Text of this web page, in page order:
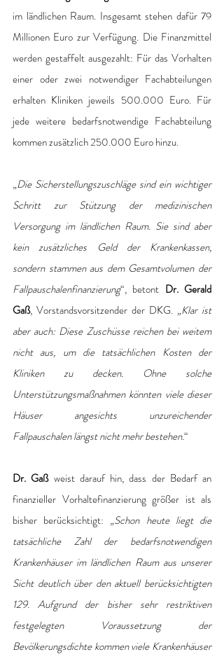
im ländlichen Raum. Insgesamt stehen dafür 79
Millionen Euro zur Verfügung. Die Finanzmittel
werden gestaffelt ausgezahlt: Für das Vorhalten
einer oder zwei notwendiger Fachabteilungen
erhalten Kliniken jeweils 500.000 Euro. Für
jede weitere bedarfsnotwendige Fachabteilung
kommen zusätzlich 250.000 Euro hinzu.
„Die Sicherstellungszuschläge sind ein wichtiger
Schritt zur Stützung der medizinischen
Versorgung im ländlichen Raum. Sie sind aber
kein zusätzliches Geld der Krankenkassen,
sondern stammen aus dem Gesamtvolumen der
Fallpauschalenfinanzierung“, betont Dr. Gerald
Gaß, Vorstandsvorsitzender der DKG. „Klar ist
aber auch: Diese Zuschüsse reichen bei weitem
nicht aus, um die tatsächlichen Kosten der
Kliniken zu decken. Ohne solche
Unterstützungsmaßnahmen könnten viele dieser
Häuser angesichts unzureichender
Fallpauschalen längst nicht mehr bestehen.“
Dr. Gaß weist darauf hin, dass der Bedarf an
finanzieller Vorhaltefinanzierung größer ist als
bisher berücksichtigt: „Schon heute liegt die
tatsächliche Zahl der bedarfsnotwendigen
Krankenhäuser im ländlichen Raum aus unserer
Sicht deutlich über den aktuell berücksichtigten
129. Aufgrund der bisher sehr restriktiven
festgelegten Voraussetzung der
Bevölkerungsdichte kommen viele Krankenhäuser